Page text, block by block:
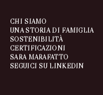
CHI SIAMO
UNA STORIA DI FAMIGLIA
SOSTENIBILITÀ
CERTIFICAZIONI
SARA MARAFATTO
SEGUICI SU LINKEDIN